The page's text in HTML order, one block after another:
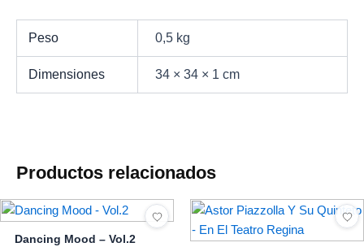
Peso 0,5 kg
Dimensiones 34 × 34 × 1 cm
Productos relacionados
Dancing Mood – Vol.2